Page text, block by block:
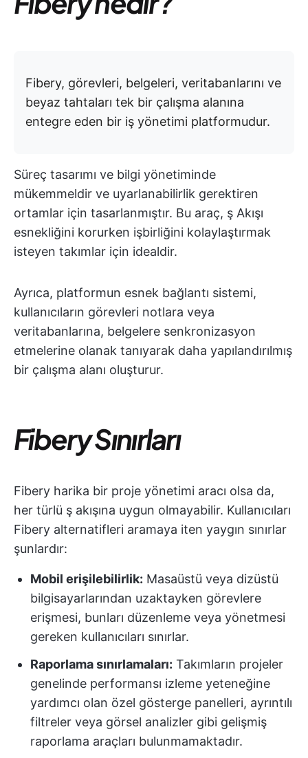
Fibery, görevleri, belgeleri, veritabanlarını ve
beyaz tahtaları tek bir çalışma alanına
entegre eden bir iş yönetimi platformudur.
Süreç tasarımı ve bilgi yönetiminde
mükemmeldir ve uyarlanabilirlik gerektiren
ortamlar için tasarlanmıştır. Bu araç, ş Akışı
esnekliğini korurken işbirliğini kolaylaştırmak
isteyen takımlar için idealdir.
Ayrıca, platformun esnek bağlantı sistemi,
kullanıcıların görevleri notlara veya
veritabanlarına, belgelere senkronizasyon
etmelerine olanak tanıyarak daha yapılandırılmış
bir çalışma alanı oluşturur.
Fibery Sınırları
Fibery harika bir proje yönetimi aracı olsa da,
her türlü ş akışına uygun olmayabilir. Kullanıcıları
Fibery alternatifleri aramaya iten yaygın sınırlar
şunlardır:
Mobil erişilebilirlik: Masaüstü veya dizüstü
bilgisayarlarından uzaktayken görevlere
erişmesi, bunları düzenleme veya yönetmesi
gereken kullanıcıları sınırlar.
Raporlama sınırlamaları: Takımların projeler
genelinde performansı izleme yeteneğine
yardımcı olan özel gösterge panelleri, ayrıntılı
filtreler veya görsel analizler gibi gelişmiş
raporlama araçları bulunmamaktadır.